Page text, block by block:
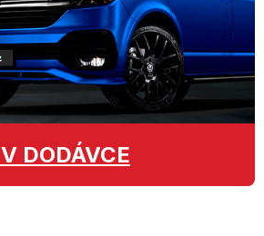
V DODÁVCE